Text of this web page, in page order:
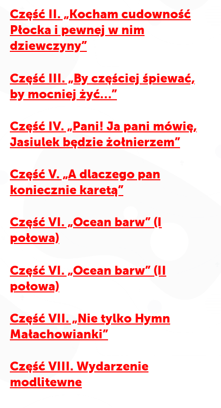
Część II. „Kocham cudowność
Płocka i pewnej w nim
dziewczyny”
Część III. „By częściej śpiewać,
by mocniej żyć…”
Część IV. „Pani! Ja pani mówię,
Jasiulek będzie żołnierzem”
Część V. „A dlaczego pan
koniecznie karetą”
Część VI. „Ocean barw” (I
połowa)
Część VI. „Ocean barw” (II
połowa)
Część VII. „Nie tylko Hymn
Małachowianki”
Część VIII. Wydarzenie
modlitewne